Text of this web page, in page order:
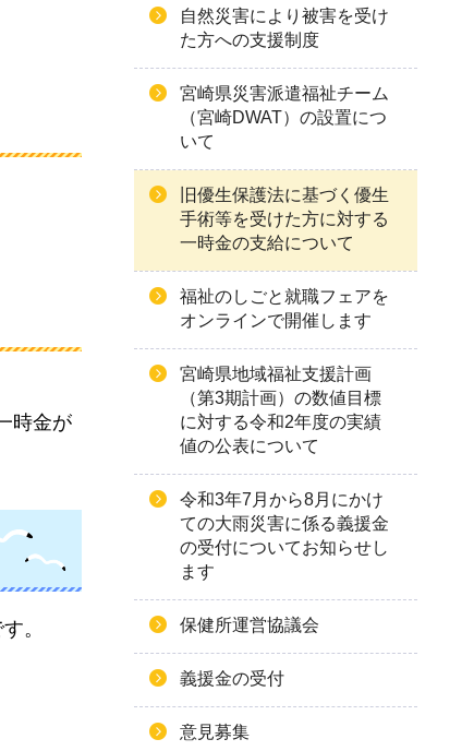
時金が
。
自然災害により被害を受け
た方への支援制度
宮崎県災害派遣福祉チーム
（宮崎DWAT）の設置につ
いて
旧優生保護法に基づく優生
手術等を受けた方に対する
一時金の支給について
福祉のしごと就職フェアを
オンラインで開催します
宮崎県地域福祉支援計画
（第3期計画）の数値目標
に対する令和2年度の実績
値の公表について
令和3年7月から8月にかけ
ての大雨災害に係る義援金
の受付についてお知らせし
ます
保健所運営協議会
義援金の受付
意見募集